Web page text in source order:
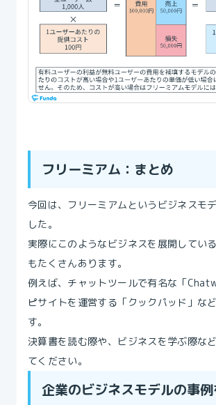
フリーミアム：まとめ
今回は、フリーミアムというビジネスモ
した。
実際にこのようなビジネスを展開してい
もたくさんあります。
例えば、チャットツールで有名な「
ピサイトを運営する「クックパッド」な
す。
決算書を読む際や、ビジネスを学ぶ際な
てください。
企業のビジネスモデルの事